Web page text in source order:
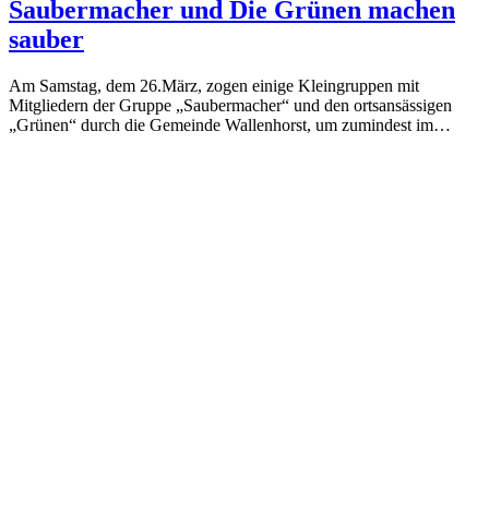
Saubermacher und Die Grünen machen
sauber
Am Samstag, dem 26.März, zogen einige Kleingruppen mit
Mitgliedern der Gruppe „Saubermacher“ und den ortsansässigen
„Grünen“ durch die Gemeinde Wallenhorst, um zumindest im…